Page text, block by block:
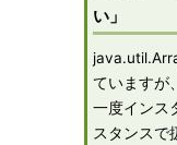
い」
ていますが
一度インス
スタンスで